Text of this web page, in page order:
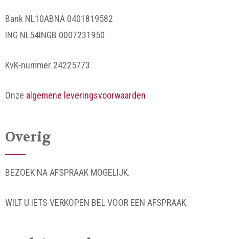
Bank NL10ABNA 0401819582
ING NL54INGB 0007231950
KvK-nummer 24225773
Onze algemene leveringsvoorwaarden
Overig
BEZOEK NA AFSPRAAK MOGELIJK.
WILT U IETS VERKOPEN BEL VOOR EEN AFSPRAAK.